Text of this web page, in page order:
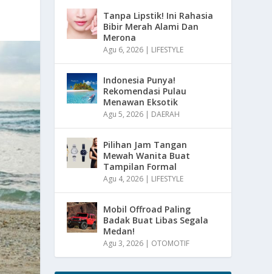
Tanpa Lipstik! Ini Rahasia
Bibir Merah Alami Dan
Merona
Agu 6, 2026 | LIFESTYLE
Indonesia Punya!
Rekomendasi Pulau
Menawan Eksotik
Agu 5, 2026 | DAERAH
Pilihan Jam Tangan
Mewah Wanita Buat
Tampilan Formal
Agu 4, 2026 | LIFESTYLE
Mobil Offroad Paling
Badak Buat Libas Segala
Medan!
Agu 3, 2026 | OTOMOTIF